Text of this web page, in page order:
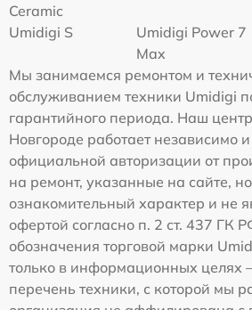
Ceramic
Umidigi S
Umidigi Power 7
Max
Мы занимаемся ремонтом и
обслуживанием техники Umidigi
гарантийного периода. Наш
Новгороде работает независимо
официальной авторизации от
на ремонт, указанные на сайте,
ознакомительный характер и не
офертой согласно п. 2 ст. 437 ГК
обозначения торговой марки
только в информационных целях
перечень техники, с которой мы